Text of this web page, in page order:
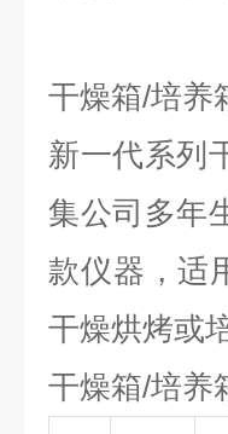
干燥箱/培养
新一代系列
集公司多年
款仪器，适
干燥烘烤或
干燥箱/培养